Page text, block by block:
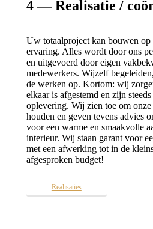
4 — Realisatie /
Uw totaalproject kan bouwen op
ervaring. Alles wordt door ons
en uitgevoerd door eigen
medewerkers. Wijzelf
de werken op. Kortom: wij
elkaar is afgestemd en zijn
oplevering. Wij zien toe om
houden en geven tevens advies
voor een warme en smaakvolle
interieur. Wij staan garant voor
met een afwerking tot in de
afgesproken budget!
Realisaties